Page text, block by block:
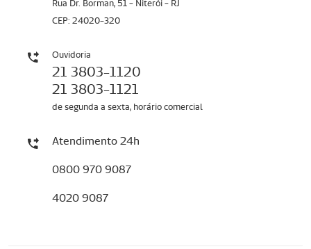
Rua Dr. Borman, 51 - Niterói - RJ
CEP: 24020-320
Ouvidoria
21 3803-1120
21 3803-1121
de segunda a sexta, horário comercial
Atendimento 24h
0800 970 9087
4020 9087